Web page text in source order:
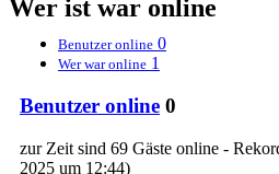
Wer ist war online
Benutzer online 0
Wer war online 1
Benutzer online 0
zur Zeit sind 69 Gäste online -
2025 um 12:44)